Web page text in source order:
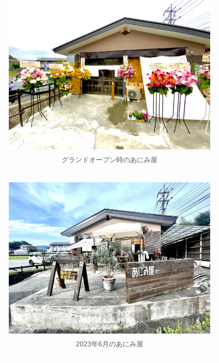
グランドオープン時のあにみ屋
2023年6月のあにみ屋